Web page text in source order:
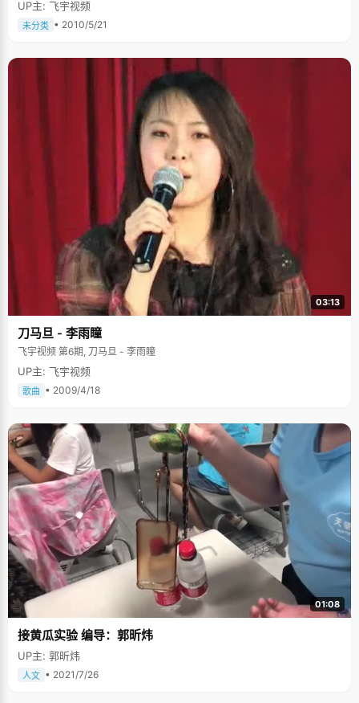
UP主: 飞宇视频
未分类 • 2010/5/21
03:13
刀马旦 - 李雨瞳
飞宇视频 第6期, 刀马旦 - 李雨瞳
UP主: 飞宇视频
歌曲 • 2009/4/18
01:08
接黄瓜实验 编导：郭昕炜
UP主: 郭昕炜
人文 • 2021/7/26